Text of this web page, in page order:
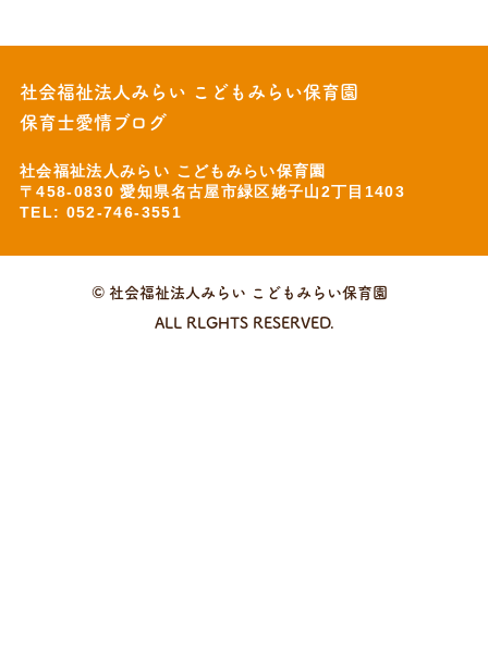
社会福祉法人みらい こどもみらい保育園
保育士愛情ブログ
社会福祉法人みらい こどもみらい保育園
〒458-0830 愛知県名古屋市緑区姥子山2丁目1403
TEL: 052-746-3551
© 社会福祉法人みらい こどもみらい保育園
ALL RLGHTS RESERVED.